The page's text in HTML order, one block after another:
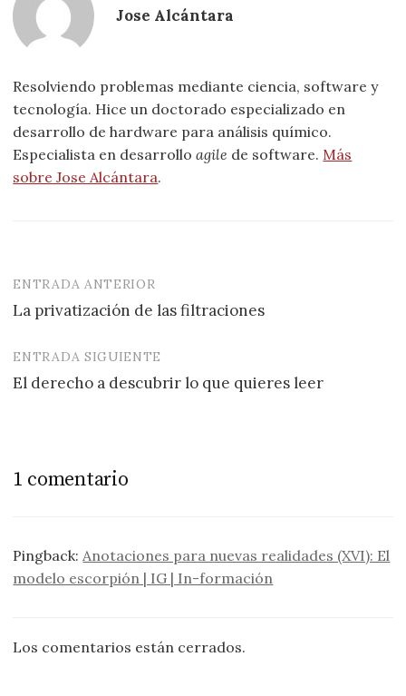
Jose Alcántara
Resolviendo problemas mediante ciencia, software y
tecnología. Hice un doctorado especializado en
desarrollo de hardware para análisis químico.
Especialista en desarrolloagile de software. Más
sobre Jose Alcántara.
Navegación
de
entradas
ENTRADA ANTERIOR
La privatización de las filtraciones
ENTRADA SIGUIENTE
El derecho a descubrir lo que quieres leer
1 comentario
Pingback: Anotaciones para nuevas realidades (XVI): El
modelo escorpión | IG | In-formación
Los comentarios están cerrados.